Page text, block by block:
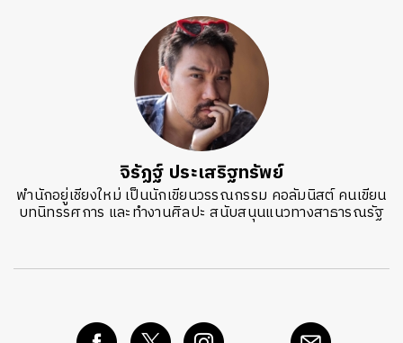
จิรัฏฐ์​ ประเสริฐทรัพย์
พำนักอยู่เชียงใหม่ เป็นนักเขียนวรรณกรรม คอลัมนิสต์ คนเขียน
บทนิทรรศการ และทำงานศิลปะ สนับสนุนแนวทางสาธารณรัฐ